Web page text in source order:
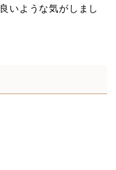
いような気がしまし